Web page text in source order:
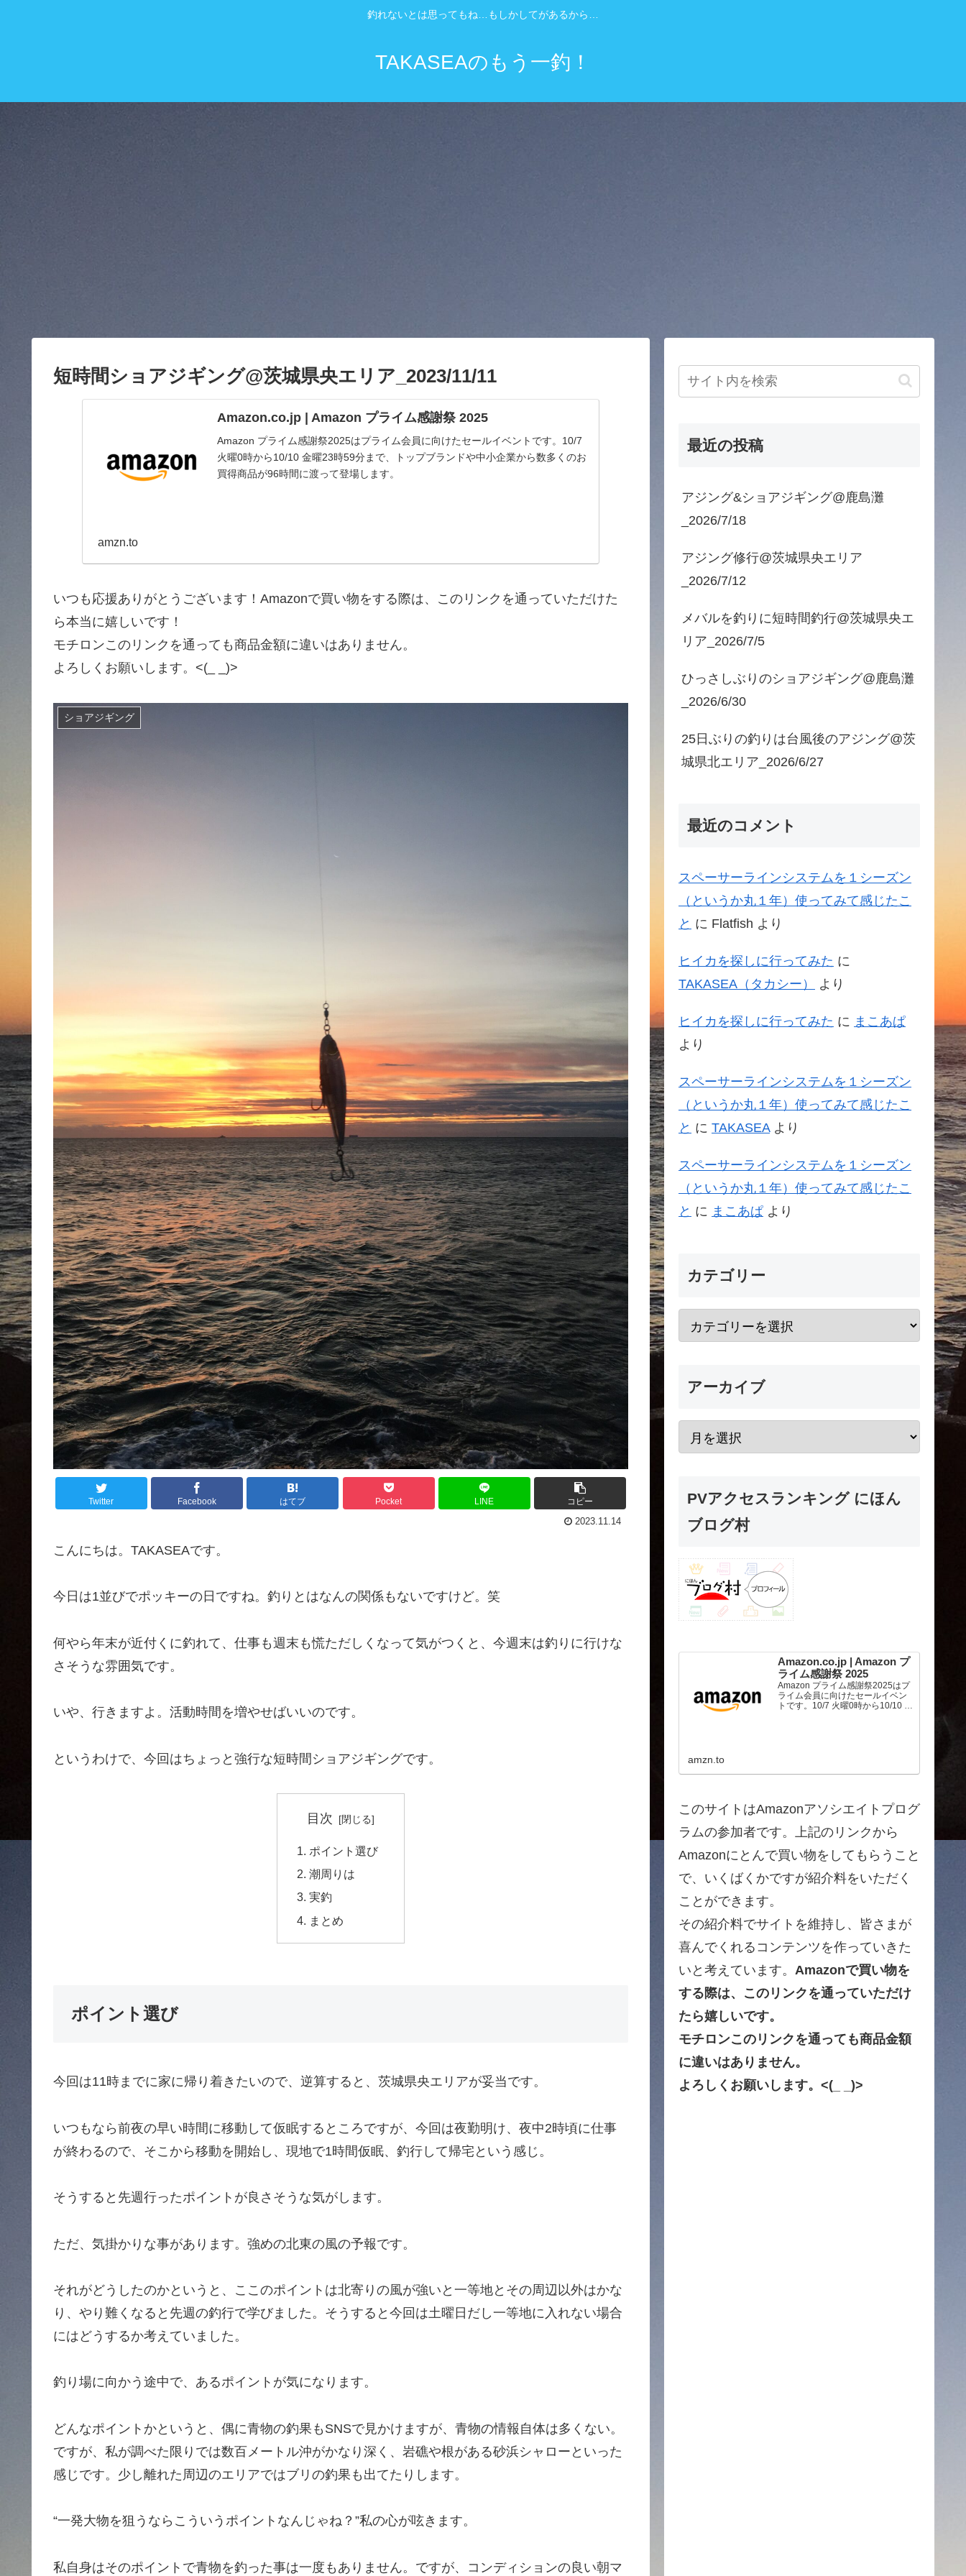
釣れないとは思ってもね…もしかしてがあるから…
TAKASEAのもう一釣！
短時間ショアジギング@茨城県央エリア_2023/11/11
Amazon.co.jp | Amazon プライム感謝祭 2025
Amazon プライム感謝祭2025はプライム会員に向けたセールイベントです。10/7
火曜0時から10/10 金曜23時59分まで、トップブランドや中小企業から数多くのお
買得商品が96時間に渡って登場します。
amzn.to
いつも応援ありがとうございます！Amazonで買い物をする際は、このリンクを通っていただけた
ら本当に嬉しいです！
モチロンこのリンクを通っても商品金額に違いはありません。
よろしくお願いします。<(_ _)>
ショアジギング
Twitter Facebook はてブ Pocket LINE コピー
2023.11.14
こんにちは。TAKASEAです。
今日は1並びでポッキーの日ですね。釣りとはなんの関係もないですけど。笑
何やら年末が近付くに釣れて、仕事も週末も慌ただしくなって気がつくと、今週末は釣りに行けな
さそうな雰囲気です。
いや、行きますよ。活動時間を増やせばいいのです。
というわけで、今回はちょっと強行な短時間ショアジギングです。
目次
ポイント選び
潮周りは
実釣
まとめ
ポイント選び
今回は11時までに家に帰り着きたいので、逆算すると、茨城県央エリアが妥当です。
いつもなら前夜の早い時間に移動して仮眠するところですが、今回は夜勤明け、夜中2時頃に仕事
が終わるので、そこから移動を開始し、現地で1時間仮眠、釣行して帰宅という感じ。
そうすると先週行ったポイントが良さそうな気がします。
ただ、気掛かりな事があります。強めの北東の風の予報です。
それがどうしたのかというと、ここのポイントは北寄りの風が強いと一等地とその周辺以外はかな
り、やり難くなると先週の釣行で学びました。そうすると今回は土曜日だし一等地に入れない場合
にはどうするか考えていました。
釣り場に向かう途中で、あるポイントが気になります。
どんなポイントかというと、偶に青物の釣果もSNSで見かけますが、青物の情報自体は多くない。
ですが、私が調べた限りでは数百メートル沖がかなり深く、岩礁や根がある砂浜シャローといった
感じです。少し離れた周辺のエリアではブリの釣果も出てたりします。
“一発大物を狙うならこういうポイントなんじゃね？”私の心が呟きます。
私自身はそのポイントで青物を釣った事は一度もありません。ですが、コンディションの良い朝マ
最近の投稿
アジング&ショアジギング@鹿島灘
_2026/7/18
アジング修行@茨城県央エリア
_2026/7/12
メバルを釣りに短時間釣行@茨城県央エ
リア_2026/7/5
ひっさしぶりのショアジギング@鹿島灘
_2026/6/30
25日ぶりの釣りは台風後のアジング@茨
城県北エリア_2026/6/27
最近のコメント
スペーサーラインシステムを１シーズン
（というか丸１年）使ってみて感じたこ
と に Flatfish より
ヒイカを探しに行ってみた に
TAKASEA（タカシー）
より
ヒイカを探しに行ってみた に まこあぱ
より
スペーサーラインシステムを１シーズン
（というか丸１年）使ってみて感じたこ
と に TAKASEAより
スペーサーラインシステムを１シーズン
（というか丸１年）使ってみて感じたこ
と に まこあぱ より
カテゴリー
アーカイブ
PVアクセスランキング にほん
ブログ村
Amazon.co.jp | Amazon プ
ライム感謝祭 2025
Amazon プライム感謝祭2025はプ
ライム会員に向けたセールイベン
トです。10/7 火曜0時から10/10 金
amzn.to
このサイトはAmazonアソシエイトプログ
ラムの参加者です。上記のリンクから
Amazonにとんで買い物をしてもらうこと
で、いくばくかですが紹介料をいただく
ことができます。
その紹介料でサイトを維持し、皆さまが
喜んでくれるコンテンツを作っていきた
いと考えています。 Amazonで買い物を
する際は、このリンクを通っていただけ
たら嬉しいです。
モチロンこのリンクを通っても商品金額
に違いはありません。
よろしくお願いします。<(_ _)>